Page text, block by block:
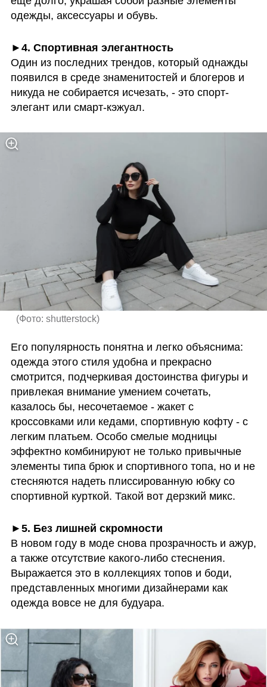
одежды, аксессуары и обувь.
►4. Спортивная элегантность
Один из последних трендов, который однажды
появился в среде знаменитостей и блогеров и
никуда не собирается исчезать, - это спорт-
элегант или смарт-кэжуал.
(Фото: shutterstock)
Его популярность понятна и легко объяснима:
одежда этого стиля удобна и прекрасно
смотрится, подчеркивая достоинства фигуры и
привлекая внимание умением сочетать,
казалось бы, несочетаемое - жакет с
кроссовками или кедами, спортивную кофту - с
легким платьем. Особо смелые модницы
эффектно комбинируют не только привычные
элементы типа брюк и спортивного топа, но и не
стесняются надеть плиссированную юбку со
спортивной курткой. Такой вот дерзкий микс.
►5. Без лишней скромности
В новом году в моде снова прозрачность и ажур,
а также отсутствие какого-либо стеснения.
Выражается это в коллекциях топов и боди,
представленных многими дизайнерами как
одежда вовсе не для будуара.